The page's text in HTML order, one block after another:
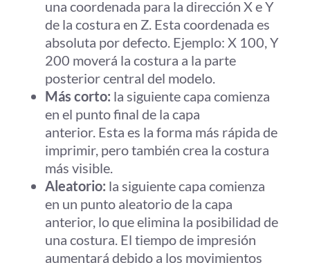
una coordenada para la dirección X e Y
de la costura en Z. Esta coordenada es
absoluta por defecto. Ejemplo: X 100, Y
200 moverá la costura a la parte
posterior central del modelo.
Más corto: la siguiente capa comienza
en el punto final de la capa
anterior. Esta es la forma más rápida de
imprimir, pero también crea la costura
más visible.
Aleatorio: la siguiente capa comienza
en un punto aleatorio de la capa
anterior, lo que elimina la posibilidad de
una costura. El tiempo de impresión
aumentará debido a los movimientos